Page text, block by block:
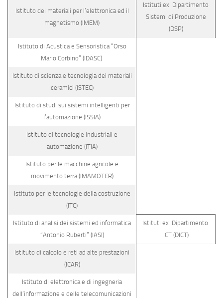
Istituto dei materiali per l’elettronica ed il
magnetismo (IMEM)
Istituti ex Dipartimento
Sistemi di Produzione
(DSP)
Istituto di Acustica e Sensoristica “Orso
Mario Corbino” (IDASC)
Istituto di scienza e tecnologia dei materiali
ceramici (ISTEC)
Istituto di studi sui sistemi intelligenti per
l’automazione (ISSIA)
Istituto di tecnologie industriali e
automazione (ITIA)
Istituto per le macchine agricole e
movimento terra (IMAMOTER)
Istituto per le tecnologie della costruzione
(ITC)
Istituto di analisi dei sistemi ed informatica
“Antonio Ruberti” (IASI)
Istituti ex Dipartimento
ICT (DICT)
Istituto di calcolo e reti ad alte prestazioni
(ICAR)
Istituto di elettronica e di ingegneria
dell’informazione e delle telecomunicazioni